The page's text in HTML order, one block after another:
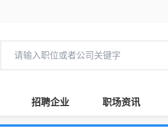
招聘企业 职场资讯